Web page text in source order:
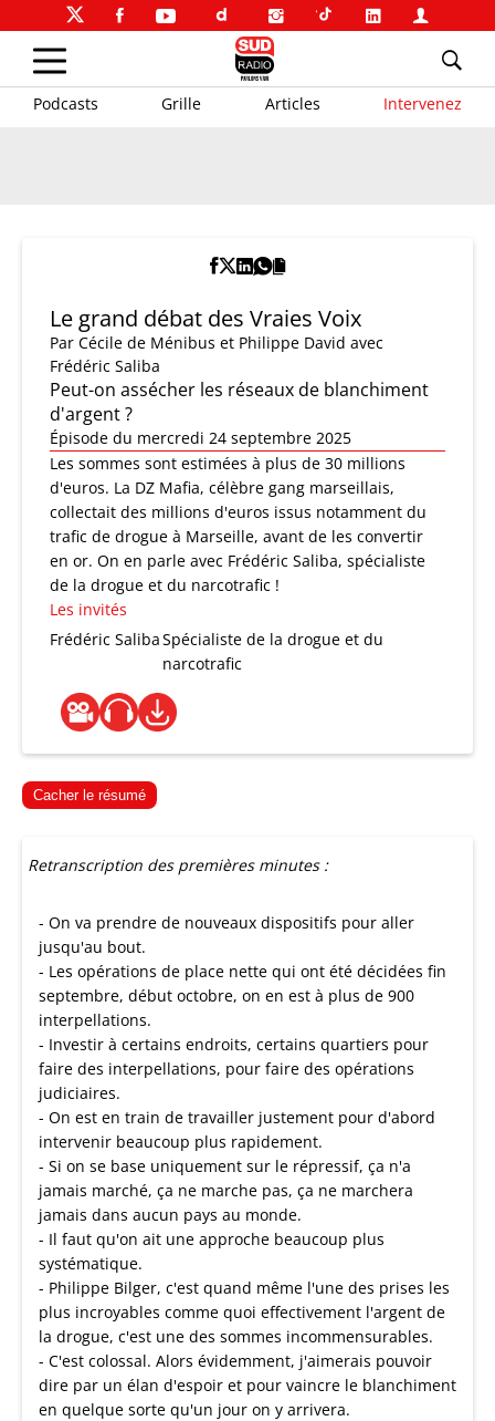
Podcasts Grille Articles Intervenez
Le grand débat des Vraies Voix
Par Cécile de Ménibus et Philippe David avec
Frédéric Saliba
Peut-on assécher les réseaux de blanchiment
d'argent ?
Épisode du mercredi 24 septembre 2025
Les sommes sont estimées à plus de 30 millions
d'euros. La DZ Mafia, célèbre gang marseillais,
collectait des millions d'euros issus notamment du
trafic de drogue à Marseille, avant de les convertir
en or. On en parle avec Frédéric Saliba, spécialiste
de la drogue et du narcotrafic !
Les invités
Frédéric SalibaSpécialiste de la drogue et du
narcotrafic
Cacher le résumé
Retranscription des premières minutes :
- On va prendre de nouveaux dispositifs pour aller
jusqu'au bout.
- Les opérations de place nette qui ont été décidées fin
septembre, début octobre, on en est à plus de 900
interpellations.
- Investir à certains endroits, certains quartiers pour
faire des interpellations, pour faire des opérations
judiciaires.
- On est en train de travailler justement pour d'abord
intervenir beaucoup plus rapidement.
- Si on se base uniquement sur le répressif, ça n'a
jamais marché, ça ne marche pas, ça ne marchera
jamais dans aucun pays au monde.
- Il faut qu'on ait une approche beaucoup plus
systématique.
- Philippe Bilger, c'est quand même l'une des prises les
plus incroyables comme quoi effectivement l'argent de
la drogue, c'est une des sommes incommensurables.
- C'est colossal. Alors évidemment, j'aimerais pouvoir
dire par un élan d'espoir et pour vaincre le blanchiment
en quelque sorte qu'un jour on y arrivera.